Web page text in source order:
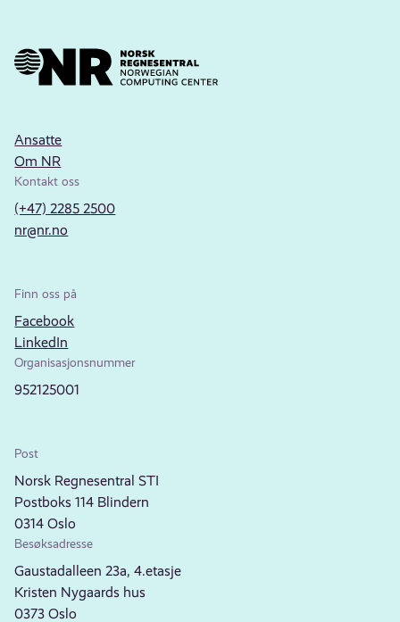
Ansatte
Om NR
Kontakt oss
(+47) 2285 2500
nr@nr.no
Finn oss på
Facebook
LinkedIn
Organisasjonsnummer
952125001
Post
Norsk Regnesentral STI
Postboks 114 Blindern
0314 Oslo
Besøksadresse
Gaustadalleen 23a, 4.etasje
Kristen Nygaards hus
0373 Oslo